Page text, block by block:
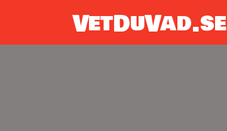
VetDuVad.se